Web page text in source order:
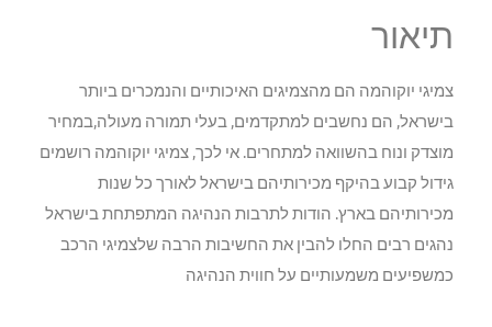
תיאור
צמיגי יוקוהמה הם מהצמיגים האיכותיים והנמכרים ביותר
בישראל, הם נחשבים למתקדמים, בעלי תמורה מעולה,במחיר
מוצדק ונוח בהשוואה למתחרים. אי לכך, צמיגי יוקוהמה רושמים
גידול קבוע בהיקף מכירותיהם בישראל לאורך כל שנות
מכירותיהם בארץ. הודות לתרבות הנהיגה המתפתחת בישראל
נהגים רבים החלו להבין את החשיבות הרבה שלצמיגי הרכב
כמשפיעים משמעותיים על חווית הנהיגה